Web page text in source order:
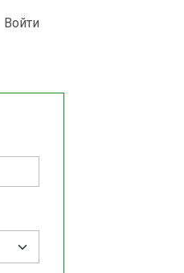
Войти